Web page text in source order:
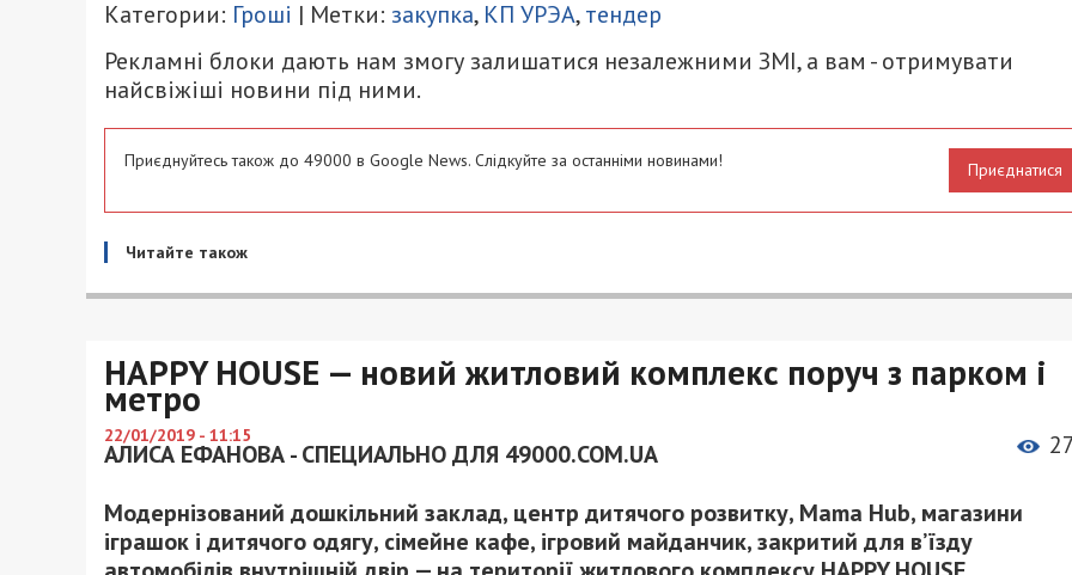
Категории: Гроші | Метки: закупка, КП УРЭА,тендер
Рекламні блоки дають нам змогу залишатися незалежними ЗМІ, а вам - отримувати
найсвіжіші новини під ними.
Приєднуйтесь також до 49000 в Google News. Слідкуйте за останніми новинами! Приєднатися
Читайте також
HAPPY HOUSE — новий житловий комплекс поруч з парком і
метро
22/01/2019 - 11:15
АЛИСА ЕФАНОВА - СПЕЦИАЛЬНО ДЛЯ 49000.COM.UA
Модернізований дошкільний заклад, центр дитячого розвитку, Mama Hub, магазини
іграшок і дитячого одягу, сімейне кафе, ігровий майданчик, закритий для в’їзду